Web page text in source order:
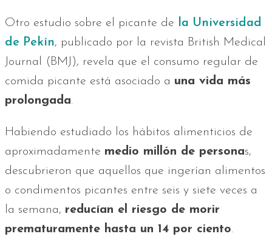
Otro estudio sobre el picante de la Universidad
de Pekín, publicado por la revista British Medical
Journal (BMJ), revela que el consumo regular de
comida picante está asociado a una vida más
prolongada.
Habiendo estudiado los hábitos alimenticios de
aproximadamente medio millón de personas,
descubrieron que aquellos que ingerían alimentos
o condimentos picantes entre seis y siete veces a
la semana, reducían el riesgo de morir
prematuramente hasta un 14 por ciento.